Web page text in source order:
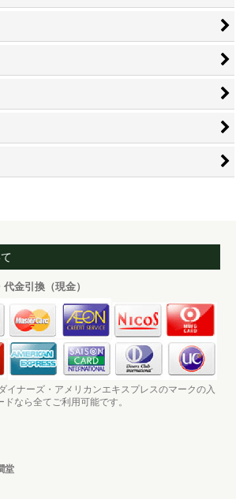
金引換（現金）
イナーズ・アメリカンエキスプレスのマークの入
なら全てご利用可能です。
堂